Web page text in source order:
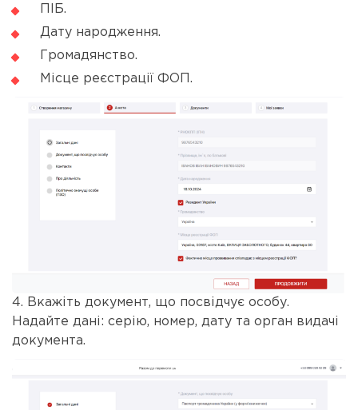
ПІБ.
Дату народження.
Громадянство.
Місце реєстрації ФОП.
4. Вкажіть документ, що посвідчує особу.
Надайте дані: серію, номер, дату та орган видачі
документа.